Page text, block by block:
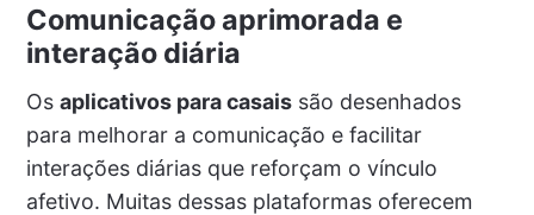
Comunicação aprimorada e
interação diária
Os aplicativos para casaissão desenhados
para melhorar a comunicação e facilitar
interações diárias que reforçam o vínculo
afetivo. Muitas dessas plataformas oferecem